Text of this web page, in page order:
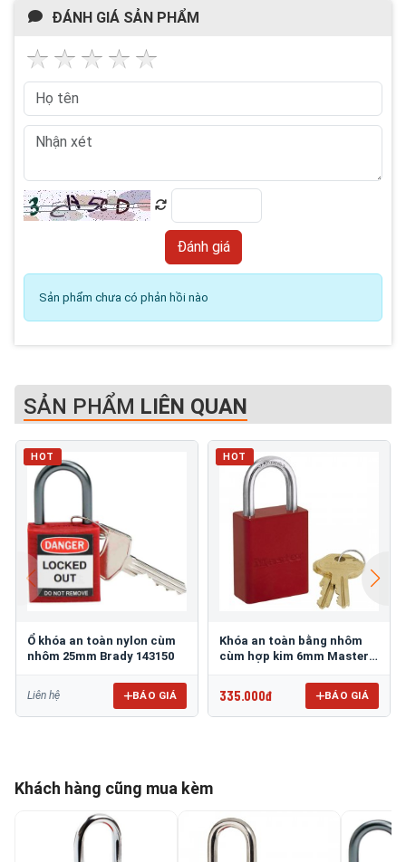
ĐÁNH GIÁ SẢN PHẨM
Sản phẩm chưa có phản hồi nào
SẢN PHẨM LIÊN QUAN
HOT
Ổ khóa an toàn nylon cùm
nhôm 25mm Brady 143150
Liên hệ BÁO GIÁ
HOT
Khóa an toàn bằng nhôm
cùm hợp kim 6mm Master
335.000đ BÁO GIÁ
Khách hàng cũng mua kèm